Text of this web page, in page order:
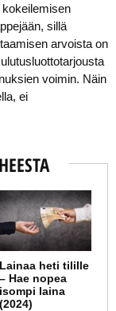
sillä
arvoista on
voimin. Näin
ei
Lainaa heti tilille
– Hae nopea
isompi laina
(2024)